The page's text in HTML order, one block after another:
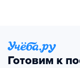
Готовим к